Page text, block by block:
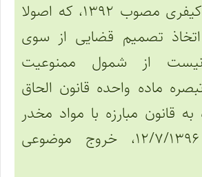
دادرسی کیفری مصوب ۱۳۹۲، که اصولا
تصمیم قضایی از سوی
نیست از شمول ممنوعیت
ماده واحده قانون الحاق
قانون مبارزه با مواد مخدر
مصوب ۱۲/۷/۱۳۹۶، خروج موضوعی